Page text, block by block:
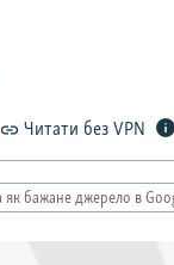
Читати без VPN
бажане джерело в